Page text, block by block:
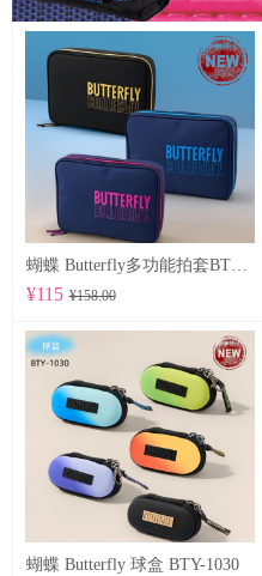
蝴蝶 Butterfly多功能拍套BTY-1032
¥115 ¥158.00
蝴蝶 Butterfly 球盒 BTY-1030